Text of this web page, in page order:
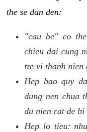
the se dan den:
"cau be" co
chieu dai cung
tre vi thanh nien
Hep bao quy
dung nen chua
du nien rat de bi
Hep lo tieu: